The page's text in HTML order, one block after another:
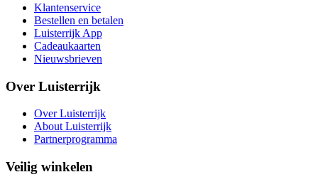
Klantenservice
Bestellen en betalen
Luisterrijk App
Cadeaukaarten
Nieuwsbrieven
Over Luisterrijk
Over Luisterrijk
About Luisterrijk
Partnerprogramma
Veilig winkelen